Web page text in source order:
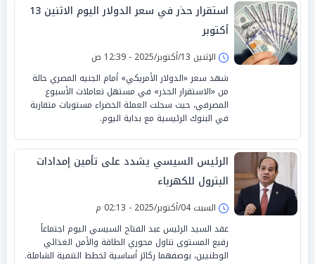
استقرار حذر في سعر الدولار اليوم الاثنين 13
أكتوبر
الإثنين 13/أكتوبر/2025 - 12:39 ص
شهد سعر «الدولار الأمريكي» أمام الجنيه المصري حالة
من «الاستقرار الحذر» في مستهل تعاملات الأسبوع
المصرفي، حيث سجلت العملة الخضراء مستويات متقاربة
في البنوك الرئيسية مع بداية اليوم.
الرئيس السيسي يشدد على تأمين إمدادات
البترول للكهرباء
السبت 04/أكتوبر/2025 - 02:13 م
عقد السيد الرئيس عبد الفتاح السيسي اليوم اجتماعاً
رفيع المستوى تناول محوري الطاقة والأمن الغذائي
الوطنيين، بوصفهما ركائز أساسية لخطط التنمية الشاملة.